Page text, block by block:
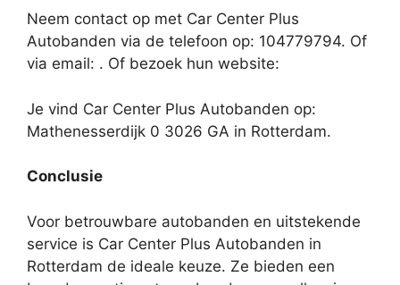
Neem contact op met Car Center Plus
Autobanden via de telefoon op: 104779794. Of
via email: . Of bezoek hun website:
Je vind Car Center Plus Autobanden op:
Mathenesserdijk 0 3026 GA in Rotterdam.
Conclusie
Voor betrouwbare autobanden en uitstekende
service is Car Center Plus Autobanden in
Rotterdam de ideale keuze. Ze bieden een